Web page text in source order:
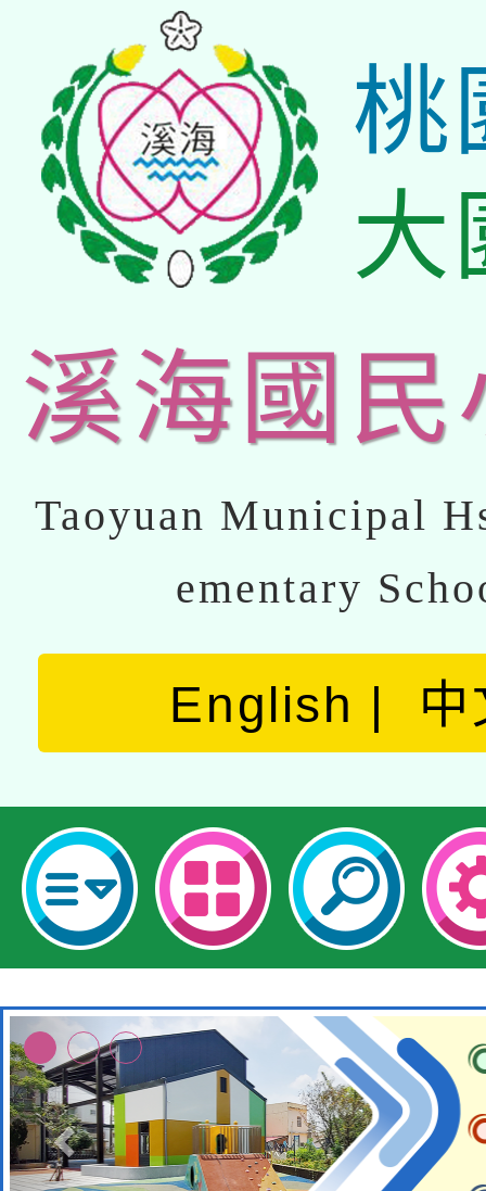
桃
大
溪海國民
Taoyuan Municipal
ementary
English 中